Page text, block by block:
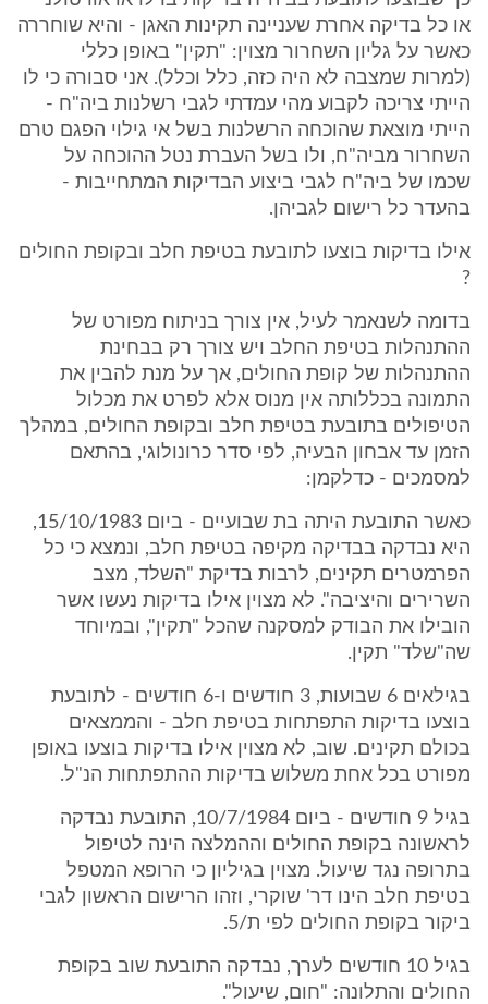
או כל בדיקה אחרת שעניינה תקינות האגן - והיא שוחררה
כאשר על גליון השחרור מצוין: "תקין" באופן כללי
(למרות שמצבה לא היה כזה, כלל וכלל). אני סבורה כי לו
הייתי צריכה לקבוע מהי עמדתי לגבי רשלנות ביה"ח -
הייתי מוצאת שהוכחה הרשלנות בשל אי גילוי הפגם טרם
השחרור מביה"ח, ולו בשל העברת נטל ההוכחה על
שכמו של ביה"ח לגבי ביצוע הבדיקות המתחייבות -
בהעדר כל רישום לגביהן.
אילו בדיקות בוצעו לתובעת בטיפת חלב ובקופת החולים
?
בדומה לשנאמר לעיל, אין צורך בניתוח מפורט של
ההתנהלות בטיפת החלב ויש צורך רק בבחינת
ההתנהלות של קופת החולים, אך על מנת להבין את
התמונה בכללותה אין מנוס אלא לפרט את מכלול
הטיפולים בתובעת בטיפת חלב ובקופת החולים, במהלך
הזמן עד אבחון הבעיה, לפי סדר כרונולוגי, בהתאם
למסמכים - כדלקמן:
כאשר התובעת היתה בת שבועיים - ביום 15/10/1983,
היא נבדקה בבדיקה מקיפה בטיפת חלב, ונמצא כי כל
הפרמטרים תקינים, לרבות בדיקת "השלד, מצב
השרירים והיציבה". לא מצוין אילו בדיקות נעשו אשר
הובילו את הבודק למסקנה שהכל "תקין", ובמיוחד
שה"שלד" תקין.
בגילאים 6 שבועות, 3 חודשים ו-6 חודשים - לתובעת
בוצעו בדיקות התפתחות בטיפת חלב - והממצאים
בכולם תקינים. שוב, לא מצוין אילו בדיקות בוצעו באופן
מפורט בכל אחת משלוש בדיקות ההתפתחות הנ"ל.
בגיל 9 חודשים - ביום 10/7/1984, התובעת נבדקה
לראשונה בקופת החולים וההמלצה הינה לטיפול
בתרופה נגד שיעול. מצוין בגיליון כי הרופא המטפל
בטיפת חלב הינו דר' שוקרי, וזהו הרישום הראשון לגבי
ביקור בקופת החולים לפי ת/5.
בגיל 10 חודשים לערך, נבדקה התובעת שוב בקופת
החולים והתלונה: "חום, שיעול".